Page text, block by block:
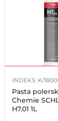
INDEKS: K/
Pasta
Chemie
H7.01 1L